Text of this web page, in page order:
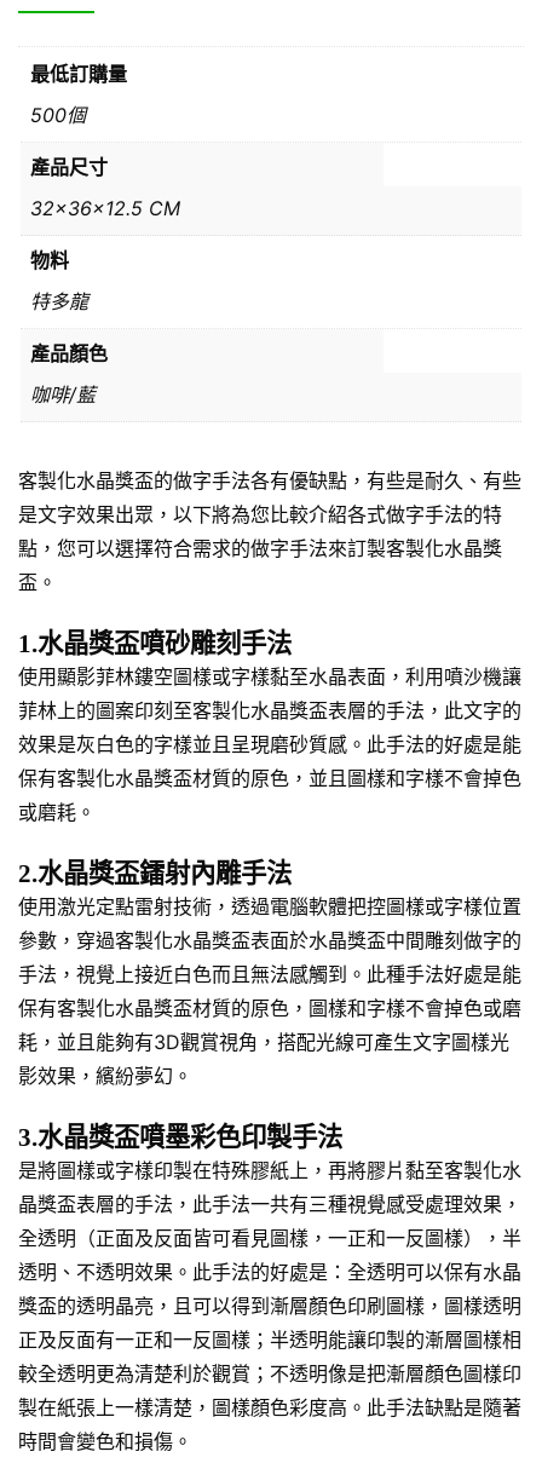
最低訂購量
500個
產品尺寸
32x36x12.5 CM
物料
特多龍
產品顏色
咖啡/藍
客製化水晶獎盃的做字手法各有優缺點，有些是耐久、有些
是文字效果出眾，以下將為您比較介紹各式做字手法的特
點，您可以選擇符合需求的做字手法來訂製客製化水晶獎
盃。
1.水晶獎盃噴砂雕刻手法
使用顯影菲林鏤空圖樣或字樣黏至水晶表面，利用噴沙機讓
菲林上的圖案印刻至客製化水晶獎盃表層的手法，此文字的
效果是灰白色的字樣並且呈現磨砂質感。此手法的好處是能
保有客製化水晶獎盃材質的原色，並且圖樣和字樣不會掉色
或磨耗。
2.水晶獎盃鐳射內雕手法
使用激光定點雷射技術，透過電腦軟體把控圖樣或字樣位置
參數，穿過客製化水晶獎盃表面於水晶獎盃中間雕刻做字的
手法，視覺上接近白色而且無法感觸到。此種手法好處是能
保有客製化水晶獎盃材質的原色，圖樣和字樣不會掉色或磨
耗，並且能夠有3D觀賞視角，搭配光線可產生文字圖樣光
影效果，繽紛夢幻。
3.水晶獎盃噴墨彩色印製手法
是將圖樣或字樣印製在特殊膠紙上，再將膠片黏至客製化水
晶獎盃表層的手法，此手法一共有三種視覺感受處理效果，
全透明（正面及反面皆可看見圖樣，一正和一反圖樣），半
透明、不透明效果。此手法的好處是：全透明可以保有水晶
獎盃的透明晶亮，且可以得到漸層顏色印刷圖樣，圖樣透明
正及反面有一正和一反圖樣；半透明能讓印製的漸層圖樣相
較全透明更為清楚利於觀賞；不透明像是把漸層顏色圖樣印
製在紙張上一樣清楚，圖樣顏色彩度高。此手法缺點是隨著
時間會變色和損傷。